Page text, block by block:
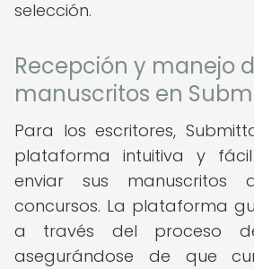
selección.
Recepción y manejo
manuscritos en
Para los escritores,
plataforma intuitiva y
enviar sus manuscritos
concursos. La plataforma
a través del proceso
asegurándose de que